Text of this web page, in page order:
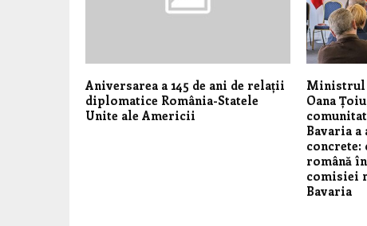
Aniversarea a 145 de ani de relații
diplomatice România-Statele
Unite ale Americii
Ministrul
Oana
Bavaria a
română
comisiei
Bavaria